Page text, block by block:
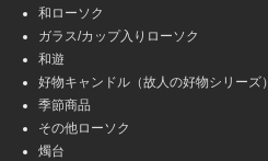
和ローソク
ガラス/カップ入りローソク
和遊
好物キャンドル（故人の好物シリーズ）
季節商品
その他ローソク
燭台